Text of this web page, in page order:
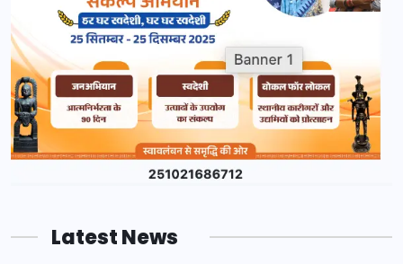
Latest News